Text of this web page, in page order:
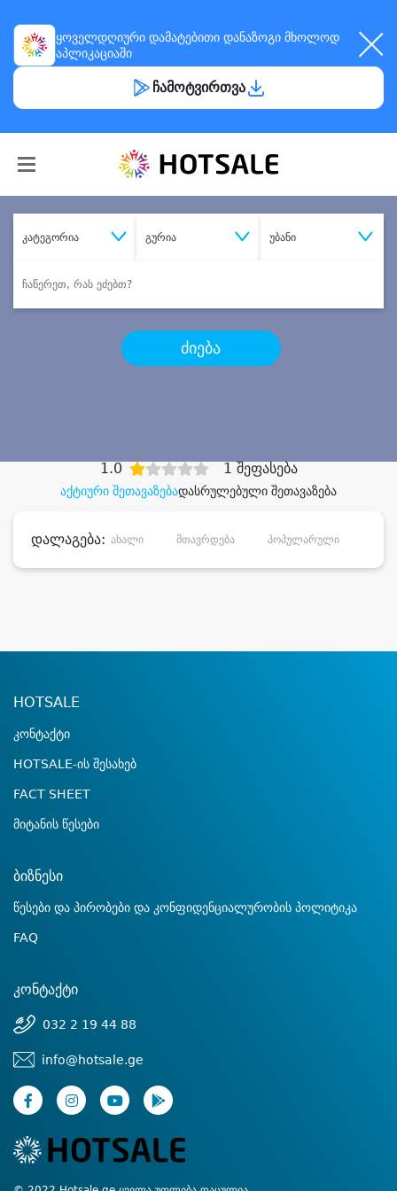
ყოველდღიური დამატებითი დანაზოგი მხოლოდ
აპლიკაციაში
ჩამოტვირთვა
კატეგორია გურია უბანი
ძიება
აქტიური შეთავაზებადასრულებული შეთავაზება
1.0 1 შეფასება
დალაგება: ახალი მთავრდება პოპულარული
HOTSALE
კონტაქტი
HOTSALE-ის შესახებ
FACT SHEET
მიტანის წესები
ბიზნესი
წესები და პირობები და კონფიდენციალურობის პოლიტიკა
FAQ
კონტაქტი
032 2 19 44 88
info@hotsale.ge